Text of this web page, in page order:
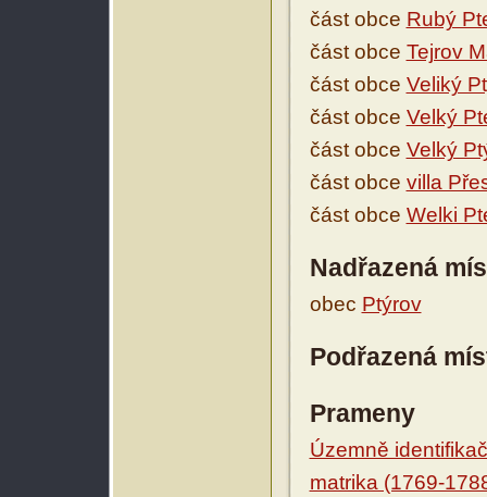
část obce Rubý
část obce Tejrov
část obce Veliký
část obce Velký
část obce Velký
část obce villa
část obce Welki
Nadřazená
obec Ptýrov
Podřazená
Prameny
Územně
matrika (1769-